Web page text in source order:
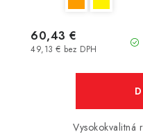
49,13 € bez DPH
60,43 €
Vysokokvalitná